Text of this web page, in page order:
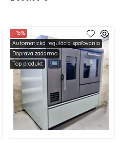
- 15%
Automatická regulácia spaľovania
Doprava zadarmo
Top produkt